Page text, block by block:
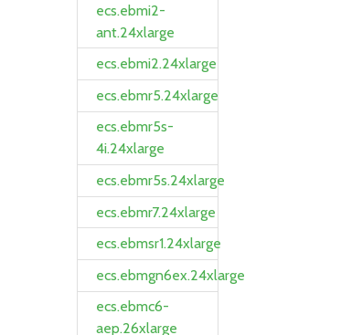
ecs.ebmi2-
ant.24xlarge
ecs.ebmi2.24xlarge
ecs.ebmr5.24xlarge
ecs.ebmr5s-
4i.24xlarge
ecs.ebmr5s.24xlarge
ecs.ebmr7.24xlarge
ecs.ebmsr1.24xlarge
ecs.ebmgn6ex.24xlarge
ecs.ebmc6-
aep.26xlarge